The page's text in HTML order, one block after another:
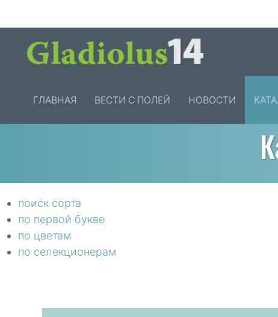
ГЛАВНАЯ ВЕСТИ С ПОЛЕЙ НОВОСТИ
поиск сорта
по первой букве
по цветам
по селекционерам